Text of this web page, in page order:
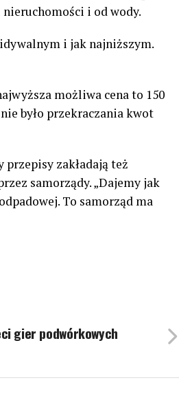
i od wody.
i jak najniższym.
możliwa cena to 150
było przekraczania kwot
przepisy zakładają też
samorządy. „Dajemy jak
To samorząd ma
gier podwórkowych